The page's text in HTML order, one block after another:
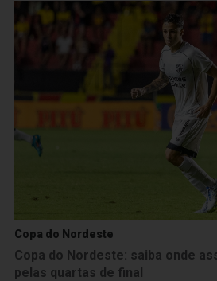
Copa do Nordeste
Copa do Nordeste: saiba onde
pelas quartas de final